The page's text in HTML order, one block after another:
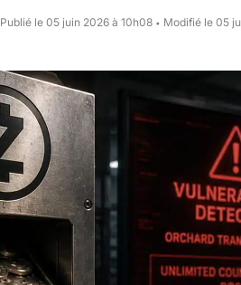
Publié le 05 juin 2026 à 10h08 • Modifié le 05